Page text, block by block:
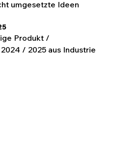
umgesetzte Ideen
Produkt /
/ 2025 aus Industrie